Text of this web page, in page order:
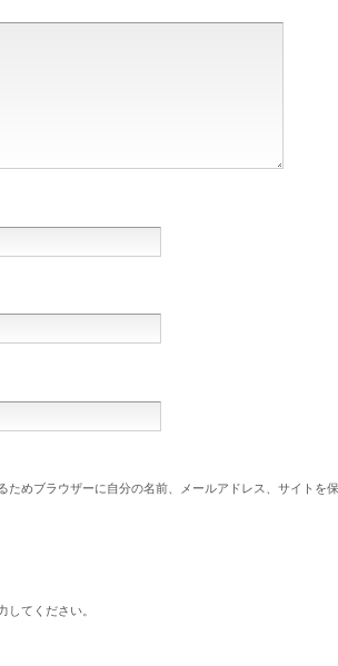
ためブラウザーに自分の名前、メールアドレス、サイトを
してください。